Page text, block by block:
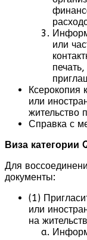
или
Ксерокопия
или
жительство
Справка с
Виза категории
Для
документы:
(1)
или
на